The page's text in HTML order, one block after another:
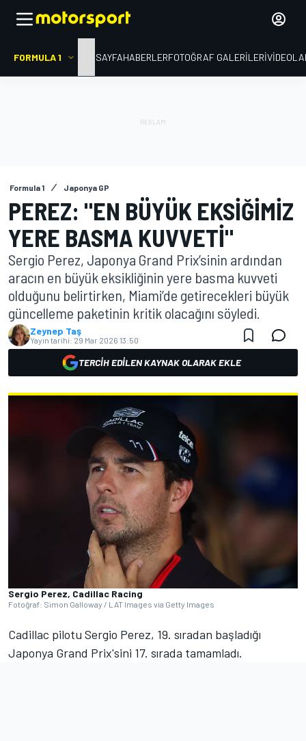
FORMULA 1 ANA SAYFAHABERLERFOTOĞRAF GALERILERI
Formula 1 Japonya GP
PEREZ: "EN BÜYÜK EKSIĞIMIZ
YERE BASMA KUVVETI"
Sergio Perez, Japonya Grand Prix’sinin ardından
aracın en büyük eksikliğinin yere basma kuvveti
olduğunu belirtirken, Miami’de getirecekleri büyük
güncelleme paketinin kritik olacağını söyledi.
Zeynep Taş
Yayın tarihi: 29 Mar 2026 13:50
TERCIH EDILEN KAYNAK OLARAK EKLE
Sergio Perez, Cadillac Racing
Fotoğraf: Simon Galloway / LAT Images via Getty Images
Cadillac pilotu Sergio Perez, 19. sıradan başladığı
Japonya Grand Prix'sini 17. sırada tamamladı.